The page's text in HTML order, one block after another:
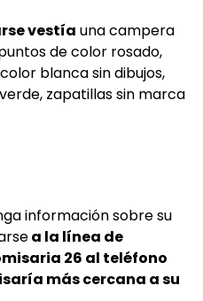
vestía una campera
de color rosado,
blanca sin dibujos,
zapatillas sin marca
información sobre su
a la línea de
26 al teléfono
más cercana a su